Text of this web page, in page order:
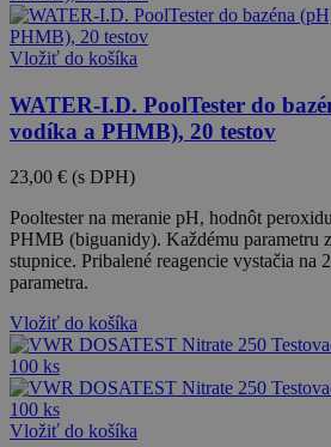
Vložiť do košíka
WATER-I.D. PoolTester do
vodíka a PHMB), 20 testov
23,00 € (s DPH)
Pooltester na meranie pH, hodnôt
PHMB (biguanidy). Každému parametru
stupnice. Pribalené reagencie vystačia na
parametra.
Vložiť do košíka
Vložiť do košíka